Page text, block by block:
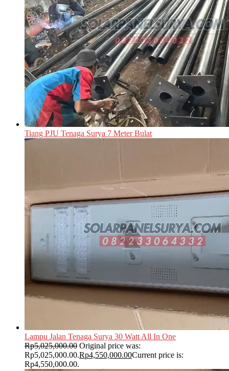
Tiang PJU Tenaga Surya 7 Meter Bulat
Lampu Jalan Tenaga Surya 30 Watt All In One
Rp5,025,000.00 Original price was:
Rp5,025,000.00.Rp4,550,000.00Current price is:
Rp4,550,000.00.